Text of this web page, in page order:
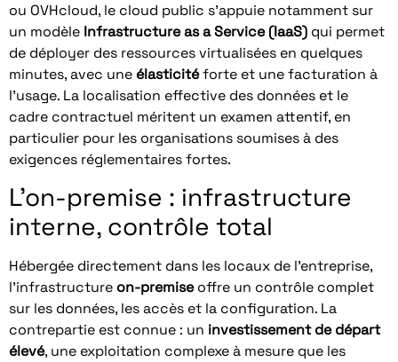
ou OVHcloud, le cloud public s’appuie notamment sur
un modèle Infrastructure as a Service (IaaS) qui permet
de déployer des ressources virtualisées en quelques
minutes, avec une élasticitéforte et une facturation à
l’usage. La localisation effective des données et le
cadre contractuel méritent un examen attentif, en
particulier pour les organisations soumises à des
exigences réglementaires fortes.
L’on-premise : infrastructure
interne, contrôle total
Hébergée directement dans les locaux de l’entreprise,
l’infrastructure on-premiseoffre un contrôle complet
sur les données, les accès et la configuration. La
contrepartie est connue : un investissement de départ
élevé, une exploitation complexe à mesure que les